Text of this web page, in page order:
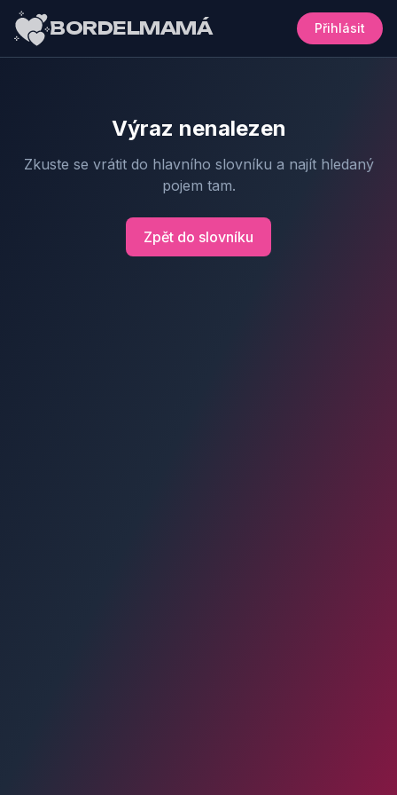
BORDELMAMÁ Přihlásit
Výraz nenalezen
Zkuste se vrátit do hlavního slovníku a najít hledaný
pojem tam.
Zpět do slovníku